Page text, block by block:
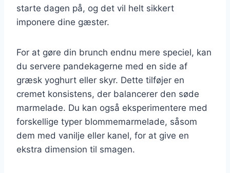
starte dagen på, og det vil helt sikkert
imponere dine gæster.
For at gøre din brunch endnu mere speciel, kan
du servere pandekagerne med en side af
græsk yoghurt eller skyr. Dette tilføjer en
cremet konsistens, der balancerer den søde
marmelade. Du kan også eksperimentere med
forskellige typer blommemarmelade, såsom
dem med vanilje eller kanel, for at give en
ekstra dimension til smagen.